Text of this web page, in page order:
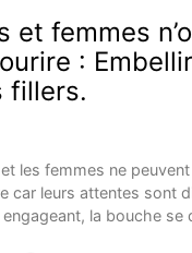
et femmes
:
fillers.
les femmes ne
car leurs attentes sont
la bouche se